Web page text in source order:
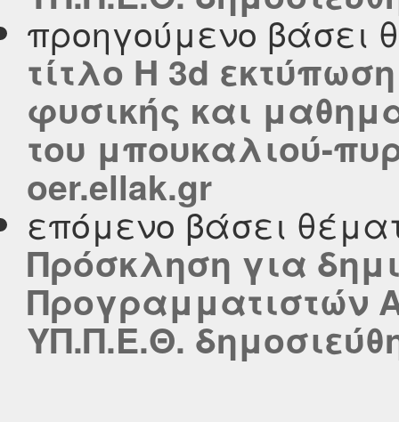
προηγούμενο βάσει
τίτλο Η 3d
φυσικής και
του μπουκαλιού-
oer.ellak.gr
επόμενο βάσει
Πρόσκληση για
Προγραμματιστών
ΥΠ.Π.Ε.Θ.